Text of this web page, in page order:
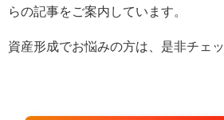
らの記事をご案内しています。
資産形成でお悩みの方は、是非チェ